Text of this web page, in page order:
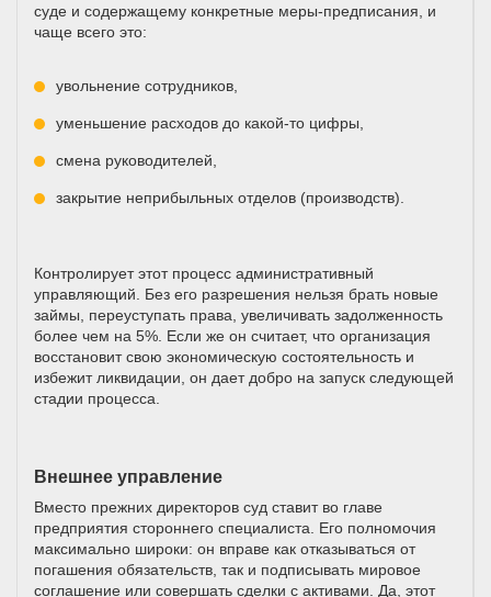
суде и содержащему конкретные меры-предписания, и
чаще всего это:
увольнение сотрудников,
уменьшение расходов до какой-то цифры,
смена руководителей,
закрытие неприбыльных отделов (производств).
Контролирует этот процесс административный
управляющий. Без его разрешения нельзя брать новые
займы, переуступать права, увеличивать задолженность
более чем на 5%. Если же он считает, что организация
восстановит свою экономическую состоятельность и
избежит ликвидации, он дает добро на запуск следующей
стадии процесса.
Внешнее управление
Вместо прежних директоров суд ставит во главе
предприятия стороннего специалиста. Его полномочия
максимально широки: он вправе как отказываться от
погашения обязательств, так и подписывать мировое
соглашение или совершать сделки с активами. Да, этот